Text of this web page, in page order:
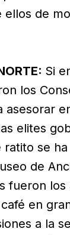
de
Si
los
asesorar
elites
se
de
fueron los
en
a la